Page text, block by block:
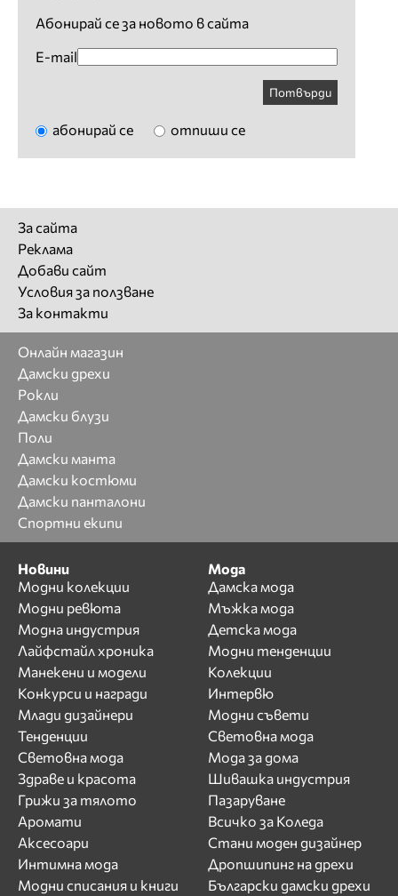
Абонирай се за новото в сайта
E-mail
Потвърди
абонирай се отпиши се
За сайта
Реклама
Добави сайт
Условия за ползване
За контакти
Онлайн магазин
Дамски дрехи
Рокли
Дамски блузи
Поли
Дамски манта
Дамски костюми
Дамски панталони
Спортни екипи
Новини
Модни колекции
Модни ревюта
Модна индустрия
Лайфстайл хроника
Манекени и модели
Конкурси и награди
Млади дизайнери
Тенденции
Световна мода
Здраве и красота
Грижи за тялото
Аромати
Аксесоари
Интимна мода
Модни списания и книги
Мода
Дамска мода
Мъжка мода
Детска мода
Модни тенденции
Колекции
Интервю
Модни съвети
Световна мода
Мода за дома
Шивашка индустрия
Пазаруване
Всичко за Коледа
Стани моден дизайнер
Дропшипинг на дрехи
Български дамски дрехи